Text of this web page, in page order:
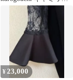
ピース花柄刺繍
¥ 23,000